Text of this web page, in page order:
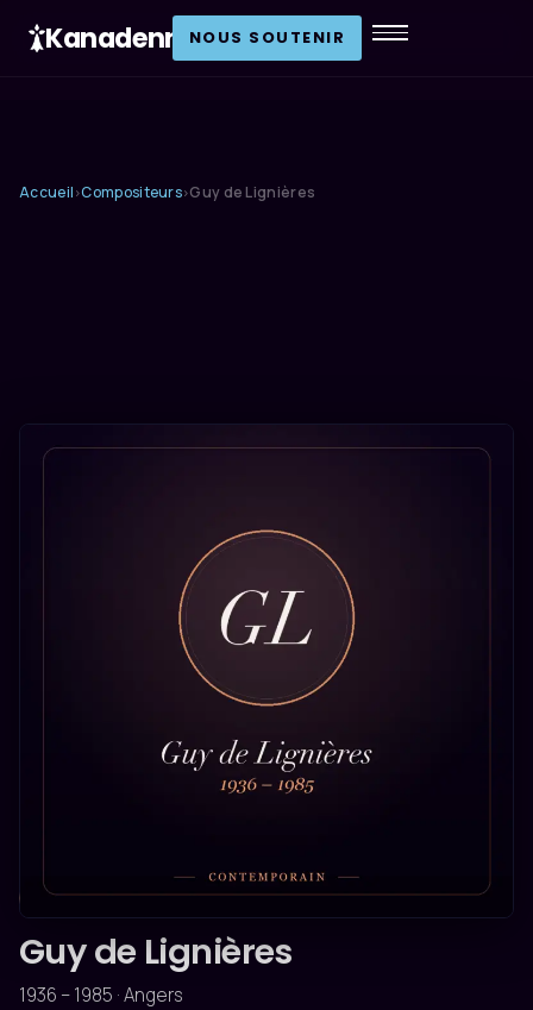
Kanadenn NOUS SOUTENIR
Accueil ›Compositeurs›Guy de Lignières
CONTEMPORAIN
Guy de Lignières
1936 – 1985 · Angers